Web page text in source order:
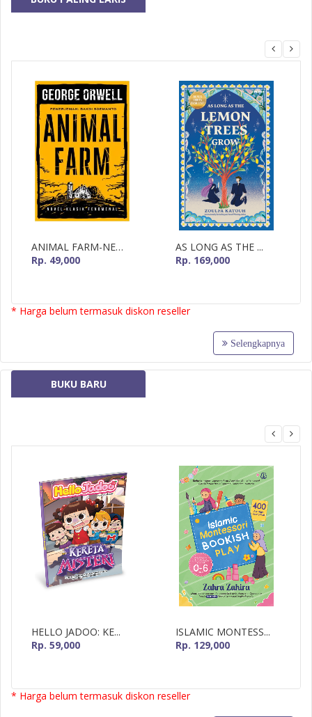
ANIMAL FARM-NEW...
Rp. 49,000
AS LONG AS THE ...
Rp. 169,000
* Harga belum termasuk diskon reseller
Selengkapnya
BUKU BARU
HELLO JADOO: KE...
Rp. 59,000
ISLAMIC MONTESS...
Rp. 129,000
* Harga belum termasuk diskon reseller